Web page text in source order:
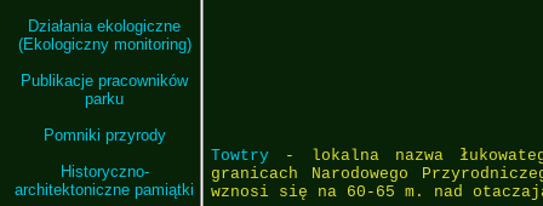
Działania ekologiczne
(Ekologiczny monitoring)
Publikacje pracowników
parku
Pomniki przyrody
Historyczno-
architektoniczne pamiątki
Towtry - lokalna nazwa
granicach Narodowego
wznosi się na 60-65 m. nad